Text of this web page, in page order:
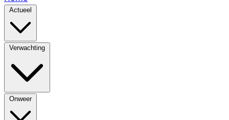
Actueel
Verwachting
Onweer